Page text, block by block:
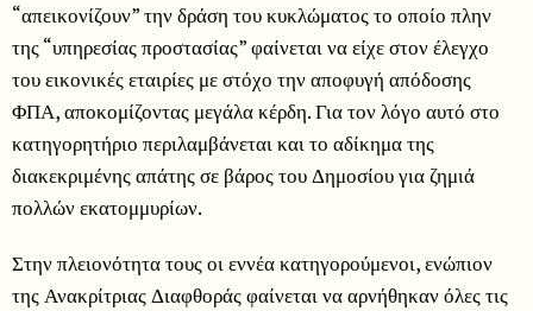
“απεικονίζουν” την δράση του κυκλώματος το οποίο πλην
της “υπηρεσίας προστασίας” φαίνεται να είχε στον έλεγχο
του εικονικές εταιρίες με στόχο την αποφυγή απόδοσης
ΦΠΑ, αποκομίζοντας μεγάλα κέρδη. Για τον λόγο αυτό στο
κατηγορητήριο περιλαμβάνεται και το αδίκημα της
διακεκριμένης απάτης σε βάρος του Δημοσίου για ζημιά
πολλών εκατομμυρίων.
Στην πλειονότητα τους οι εννέα κατηγορούμενοι, ενώπιον
της Ανακρίτριας Διαφθοράς φαίνεται να αρνήθηκαν όλες τις